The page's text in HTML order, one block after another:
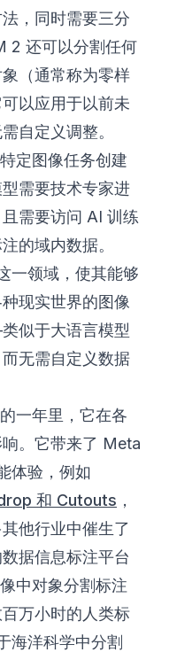
，同时需要三分
2 还可以分割任何
（通常称为零样
以应用于以前未
自定义调整。
定图像任务创建
需要技术专家进
需要访问 AI 训练
的域内数据。
一领域，使其能够
现实世界的图像
似于大语言模型
无需自定义数据
一年里，它在各
。它带来了 Meta
体验，例如
和 Cutouts ，
他行业中催生了
据信息标注平台
中对象分割标注
万小时的人类标
海洋科学中分割